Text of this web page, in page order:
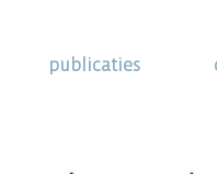
publicaties